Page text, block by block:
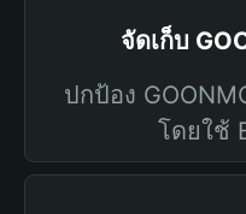
จัดเก็บ
ปกป้อง
โดยใช้